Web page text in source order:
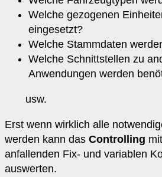
Welche gezogenen
eingesetzt?
Welche Stammdaten
Welche Schnittstellen zu
Anwendungen werden
usw.
Erst wenn wirklich alle
werden kann das Controlling
anfallenden Fix- und variablen
auswerten.